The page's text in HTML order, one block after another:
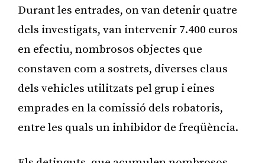
Durant les entrades, on van detenir quatre
dels investigats, van intervenir 7.400 euros
en efectiu, nombrosos objectes que
constaven com a sostrets, diverses claus
dels vehicles utilitzats pel grup i eines
emprades en la comissió dels robatoris,
entre les quals un inhibidor de freqüència.